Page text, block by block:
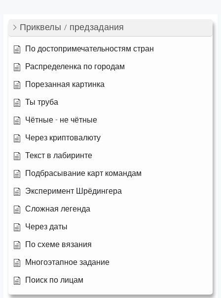
Приквелы / предзадания
По достопримечательностям стран
Распределенка по городам
Порезанная картинка
Ты труба
Чётные - не чётные
Через криптовалюту
Текст в лабиринте
Подбрасывание карт командам
Эксперимент Шрёдингера
Сложная легенда
Через даты
По схеме вязания
Многоэтапное задание
Поиск по лицам